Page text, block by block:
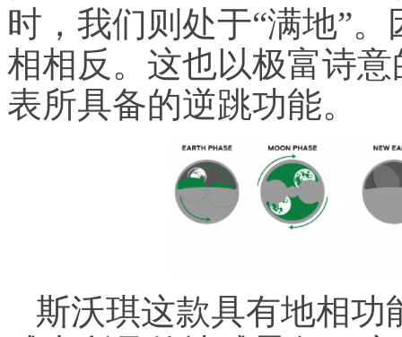
时，我们则处于“满地”
相相反。这也以极富诗
表所具备的逆跳功能。
斯沃琪这款具有地相功